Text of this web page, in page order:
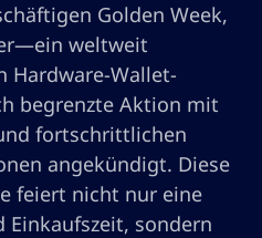
Golden Week,
weltweit
Hardware-Wallet-
begrenzte Aktion mit
fortschrittlichen
angekündigt. Diese
feiert nicht nur eine
Einkaufszeit, sondern